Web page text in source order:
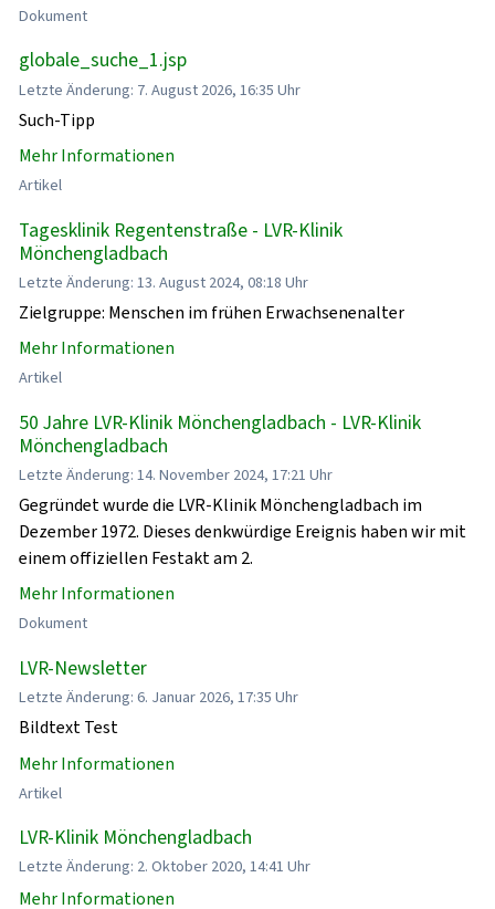
Dokument
globale_suche_1.jsp
Letzte Änderung: 7. August 2026, 16:35 Uhr
Such-Tipp
Mehr Informationen
Artikel
Tagesklinik Regentenstraße - LVR-Klinik
Mönchengladbach
Letzte Änderung: 13. August 2024, 08:18 Uhr
Zielgruppe: Menschen im frühen Erwachsenenalter
Mehr Informationen
Artikel
50 Jahre LVR-Klinik Mönchengladbach - LVR-Klinik
Mönchengladbach
Letzte Änderung: 14. November 2024, 17:21 Uhr
Gegründet wurde die LVR-Klinik Mönchengladbach im
Dezember 1972. Dieses denkwürdige Ereignis haben wir mit
einem offiziellen Festakt am 2.
Mehr Informationen
Dokument
LVR-Newsletter
Letzte Änderung: 6. Januar 2026, 17:35 Uhr
Bildtext Test
Mehr Informationen
Artikel
LVR-Klinik Mönchengladbach
Letzte Änderung: 2. Oktober 2020, 14:41 Uhr
Mehr Informationen